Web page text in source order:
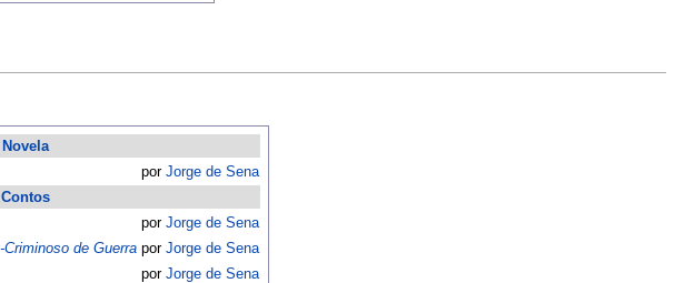
Novela
por Jorge de Sena
Contos
por Jorge de Sena
de Guerra por Jorge de Sena
por Jorge de Sena